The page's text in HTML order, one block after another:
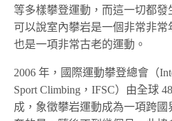
等多樣攀登運動，而這一切都
可以說室內攀岩是一個非常非
也是一項非常古老的運動。
2006 年，國際運動攀登總會（
Sport Climbing，IFSC）由全球
成，象徵攀岩運動成為一項跨